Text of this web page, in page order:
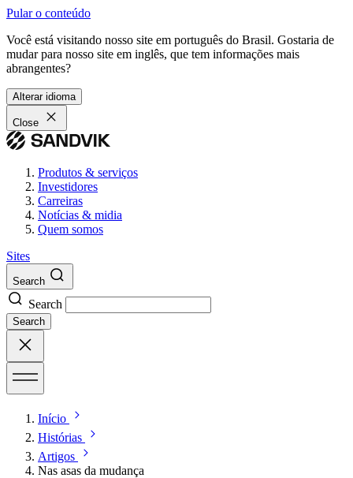
Pular o conteúdo
Você está visitando nosso site em português do Brasil. Gostaria de
mudar para nosso site em inglês, que tem informações mais
abrangentes?
Alterar idioma
Close
Produtos & serviços
Investidores
Carreiras
Notícias & midia
Quem somos
Sites
Search
Search
Search
Início
Histórias
Artigos
Nas asas da mudança